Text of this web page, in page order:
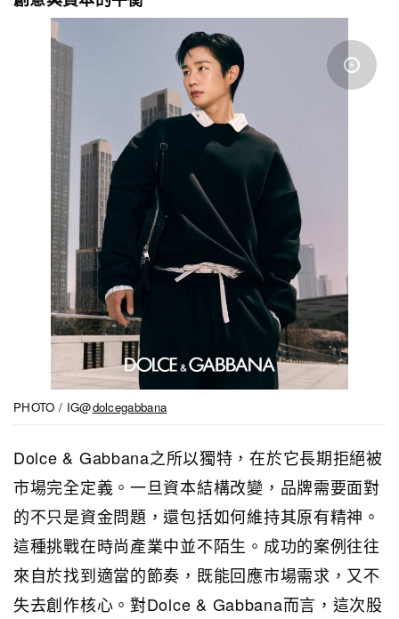
PHOTO / IG@dolcegabbana
Dolce & Gabbana之所以獨特，在於它長期拒絕被
市場完全定義。一旦資本結構改變，品牌需要面對
的不只是資金問題，還包括如何維持其原有精神。
這種挑戰在時尚產業中並不陌生。成功的案例往往
來自於找到適當的節奏，既能回應市場需求，又不
失去創作核心。對Dolce & Gabbana而言，這次股